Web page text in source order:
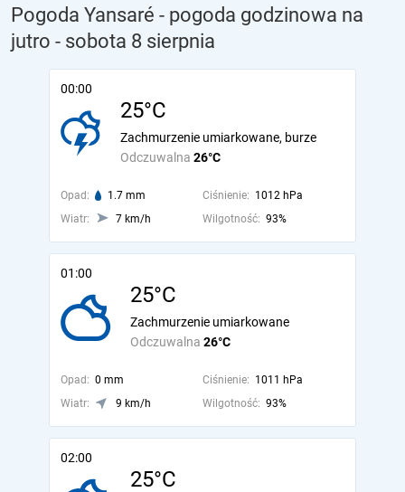
Pogoda Yansaré - pogoda godzinowa na
jutro - sobota 8 sierpnia
00:00
25°C
Odczuwalna 26°C
Zachmurzenie umiarkowane, burze
Opad: 1.7 mm Ciśnienie: 1012 hPa
Wiatr:
7 km/h Wilgotność: 93%
01:00
25°C
Odczuwalna 26°C
Zachmurzenie umiarkowane
Opad: 0 mm Ciśnienie: 1011 hPa
Wiatr:
9 km/h Wilgotność: 93%
02:00
25°C